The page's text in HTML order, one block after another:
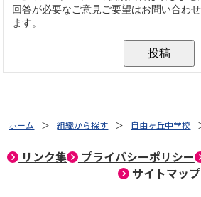
ホーム 組織から探す 自由ヶ丘中学校
リンク集 プライバシーポリシー
サイトマップ